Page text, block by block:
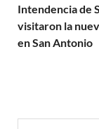
Intendencia de
visitaron la
en San Antonio